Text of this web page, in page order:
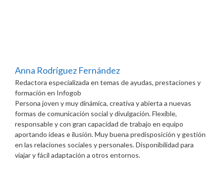
Anna Rodríguez Fernández
Redactora especializada en temas de ayudas, prestaciones y
formación en Infogob
Persona joven y muy dinámica, creativa y abierta a nuevas
formas de comunicación social y divulgación. Flexible,
responsable y con gran capacidad de trabajo en equipo
aportando ideas e ilusión. Muy buena predisposición y gestión
en las relaciones sociales y personales. Disponibilidad para
viajar y fácil adaptación a otros entornos.